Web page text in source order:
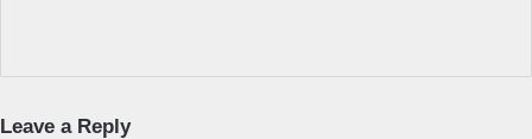
Leave a Reply